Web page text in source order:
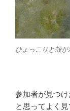
ひょっこりと殻が
参加者が見つ
と思ってよく見